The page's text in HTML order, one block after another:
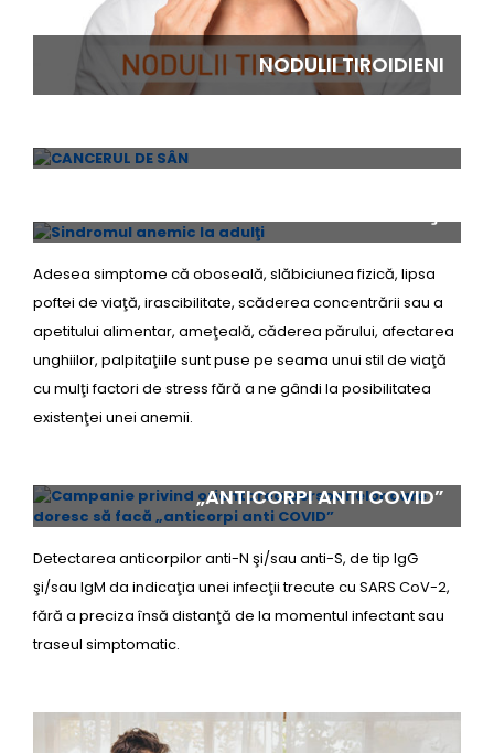
NODULII TIROIDIENI
Adesea simptome că oboseală, slăbiciunea fizică, lipsa
poftei de viaţă, irascibilitate, scăderea concentrării sau a
apetitului alimentar, ameţeală, căderea părului, afectarea
unghiilor, palpitaţiile sunt puse pe seama unui stil de viaţă
cu mulţi factori de stress fără a ne gândi la posibilitatea
existenţei unei anemii.
„ANTICORPI ANTI COVID”
Detectarea anticorpilor anti-N şi/sau anti-S, de tip IgG
şi/sau IgM da indicaţia unei infecţii trecute cu SARS CoV-2,
fără a preciza însă distanţă de la momentul infectant sau
traseul simptomatic.